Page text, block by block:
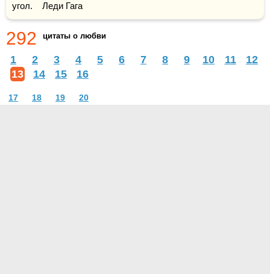
угол.    Леди Гага
292 цитаты о любви
1 2 3 4 5 6 7 8 9 10 11
12
13
14 15 16
17 18 19 20